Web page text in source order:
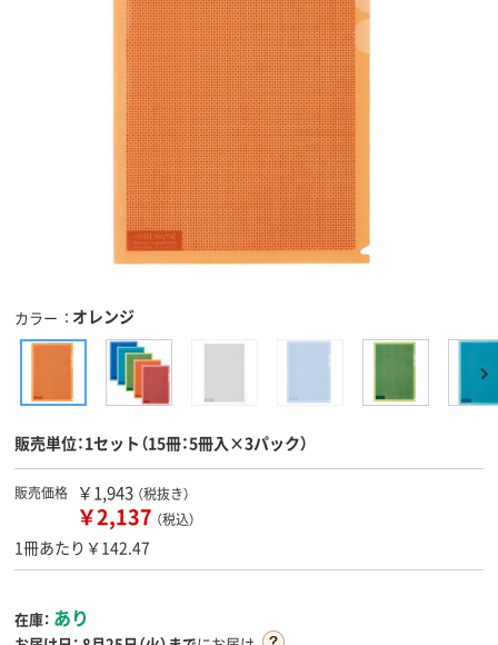
カラー オレンジ
販売単位：1セット（15冊：5冊入×3パック）
販売価格 ￥1,943 （税抜き）
￥2,137 （税込）
1冊あたり￥142.47
在庫： あり